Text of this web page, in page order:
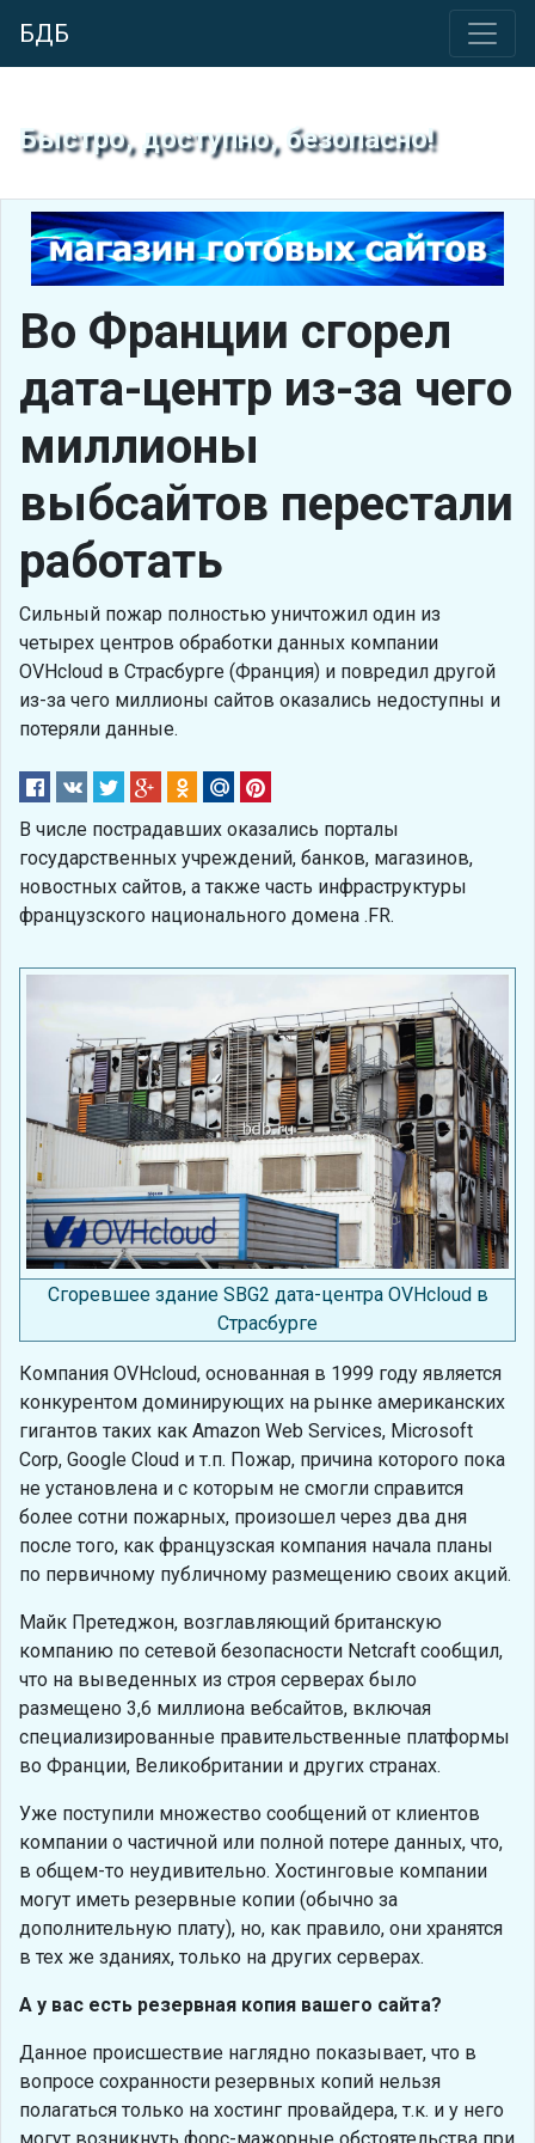
БДБ
Быстро, доступно, безопасно!
Во Франции сгорел
дата-центр из-за чего
миллионы
выбсайтов перестали
работать
Сильный пожар полностью уничтожил один из
четырех центров обработки данных компании
OVHcloud в Страсбурге (Франция) и повредил другой
из-за чего миллионы сайтов оказались недоступны и
потеряли данные.
В числе пострадавших оказались порталы
государственных учреждений, банков, магазинов,
новостных сайтов, а также часть инфраструктуры
французского национального домена .FR.
Сгоревшее здание SBG2 дата-центра OVHcloud в
Страсбурге
Компания OVHcloud, основанная в 1999 году является
конкурентом доминирующих на рынке американских
гигантов таких как Amazon Web Services, Microsoft
Corp, Google Cloud и т.п. Пожар, причина которого пока
не установлена и с которым не смогли справится
более сотни пожарных, произошел через два дня
после того, как французская компания начала планы
по первичному публичному размещению своих акций.
Майк Претеджон, возглавляющий британскую
компанию по сетевой безопасности Netcraft сообщил,
что на выведенных из строя серверах было
размещено 3,6 миллиона вебсайтов, включая
специализированные правительственные платформы
во Франции, Великобритании и других странах.
Уже поступили множество сообщений от клиентов
компании о частичной или полной потере данных, что,
в общем-то неудивительно. Хостинговые компании
могут иметь резервные копии (обычно за
дополнительную плату), но, как правило, они хранятся
в тех же зданиях, только на других серверах.
А у вас есть резервная копия вашего сайта?
Данное происшествие наглядно показывает, что в
вопросе сохранности резервных копий нельзя
полагаться только на хостинг провайдера, т.к. и у него